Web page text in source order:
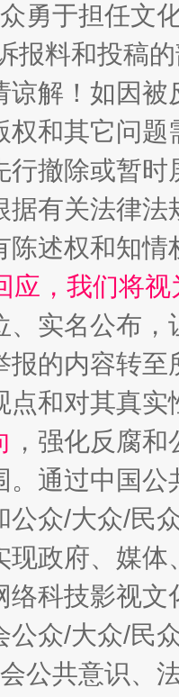
谢
今
勇于担任文
报料和投稿
谅解！如因
权和其它问题
行撤除或暂
据有关法律
陈述权和知情
应，我们将
、实名公布
报的内容转
点和对其真实
，强化反腐
。通过中国
公众/大众/民
现政府、媒
络科技影视
公众/大众/民
公共意识、